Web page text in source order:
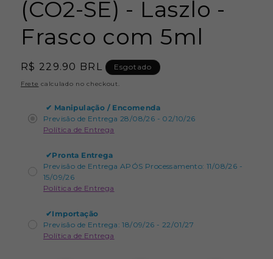
(CO2-SE) - Laszlo -
Frasco com 5ml
Preço
normal
R$ 229.90 BRL Esgotado
Frete calculado no checkout.
✔ Manipulação / Encomenda
Previsão de Entrega 28/08/26 - 02/10/26
Política de Entrega
✔Pronta Entrega
Previsão de Entrega APÓS Processamento: 11/08/26 -
15/09/26
Política de Entrega
✔Importação
Previsão de Entrega: 18/09/26 - 22/01/27
Política de Entrega